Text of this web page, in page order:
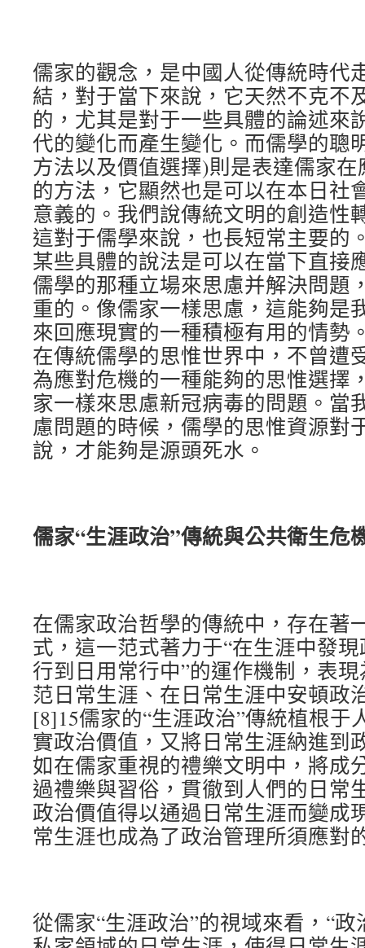
儒家的觀念，是中國人從傳統時代
結，對于當下來說，它天然不克不
的，尤其是對于一些具體的論述來
代的變化而產生變化。而儒學的聰
方法以及價值選擇)則是表達儒家
的方法，它顯然也是可以在本日社
意義的。我們說傳統文明的創造性
這對于儒學來說，也長短常主要的
某些具體的說法是可以在當下直接
儒學的那種立場來思慮并解決問題
重的。像儒家一樣思慮，這能夠是
來回應現實的一種積極有用的情勢
在傳統儒學的思惟世界中，不曾遭
為應對危機的一種能夠的思惟選擇
家一樣來思慮新冠病毒的問題。當
慮問題的時候，儒學的思惟資源對
說，才能夠是源頭死水。
儒家“生涯政治”傳統與公共衛生危
在儒家政治哲學的傳統中，存在著
式，這一范式著力于“在生涯中發
行到日用常行中”的運作機制，表
范日常生涯、在日常生涯中安頓政
[8]15儒家的“生涯政治”傳統植根于
實政治價值，又將日常生涯納進到
如在儒家重視的禮樂文明中，將成
過禮樂與習俗，貫徹到人們的日常
政治價值得以通過日常生涯而變成
常生涯也成為了政治管理所須應對
從儒家“生涯政治”的視域來看，“